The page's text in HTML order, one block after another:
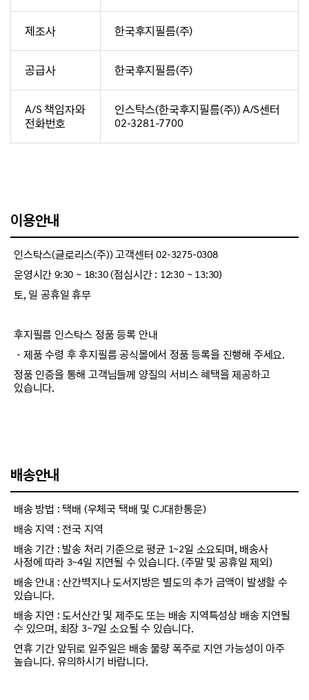
제조사 한국후지필름(주)
공급사 한국후지필름(주)
A/S 책임자와
전화번호
인스탁스(한국후지필름(주)) A/S센터
02-3281-7700
이용안내
인스탁스(글로리스(주)) 고객센터 02-3275-0308
운영시간 9:30 ~ 18:30 (점심시간 : 12:30 ~ 13:30)
토, 일 공휴일 휴무
후지필름 인스탁스 정품 등록 안내
－제품 수령 후 후지필름 공식몰에서 정품 등록을 진행해 주세요.
정품 인증을 통해 고객님들께 양질의 서비스 혜택을 제공하고
있습니다.
배송안내
배송 방법 : 택배 (우체국 택배 및 CJ대한통운)
배송 지역 : 전국 지역
배송 기간 : 발송 처리 기준으로 평균 1~2일 소요되며, 배송사
사정에 따라 3~4일 지연될 수 있습니다. (주말 및 공휴일 제외)
배송 안내 : 산간벽지나 도서지방은 별도의 추가 금액이 발생할 수
있습니다.
배송 지연 : 도서산간 및 제주도 또는 배송 지역특성상 배송 지연될
수 있으며, 최장 3~7일 소요될 수 있습니다.
연휴 기간 앞뒤로 일주일은 배송 물량 폭주로 지연 가능성이 아주
높습니다. 유의하시기 바랍니다.